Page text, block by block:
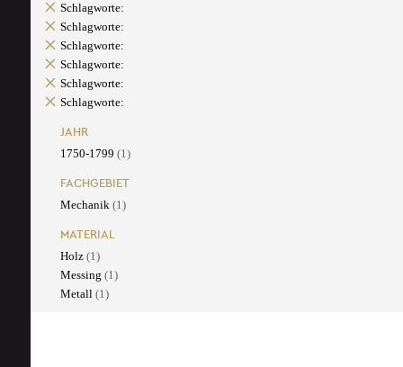
Schlagworte:
Schlagworte:
Schlagworte:
Schlagworte:
Schlagworte:
Schlagworte:
JAHR
1750-1799 (1)
FACHGEBIET
Mechanik (1)
MATERIAL
Holz (1)
Messing (1)
Metall (1)